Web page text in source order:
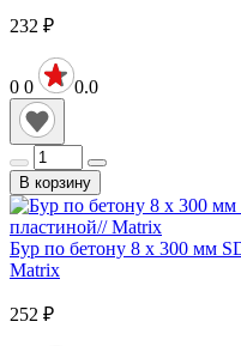
232 ₽
0 0 0.0
В корзину
Бур по бетону 8 х 300 мм
Matrix
252 ₽